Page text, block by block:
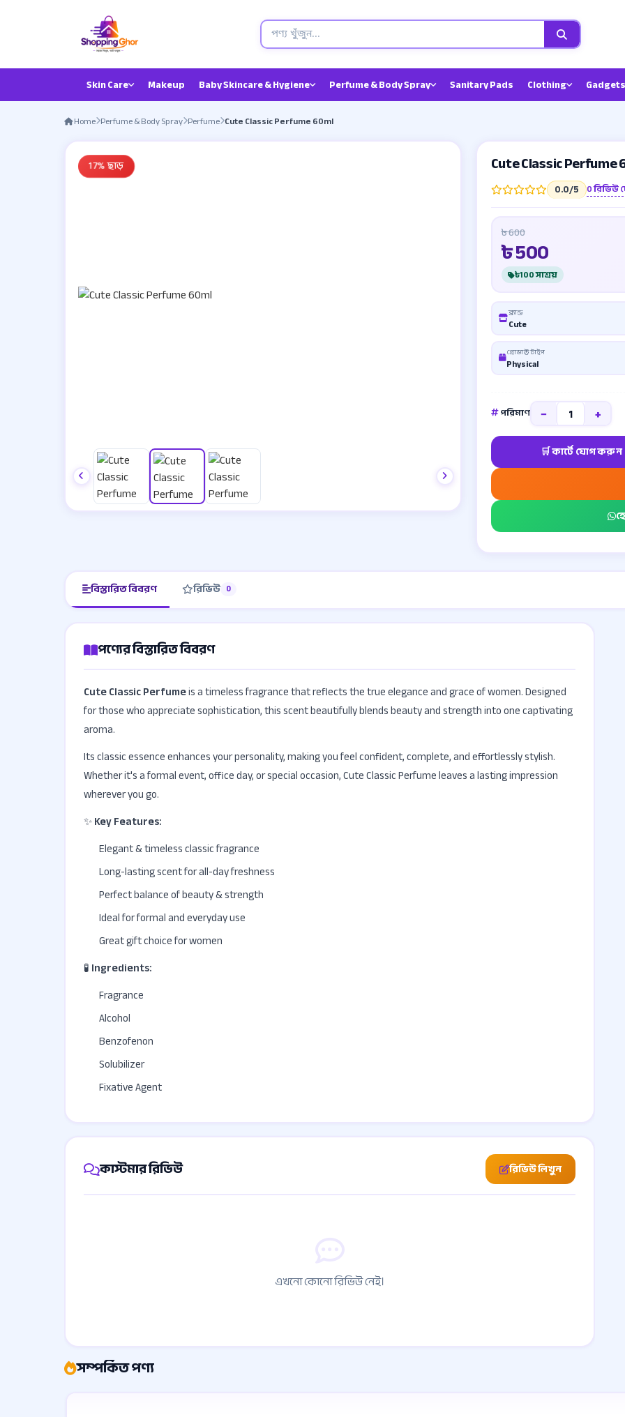
Skin Care Makeup Baby Skincare & Hygiene Perfume & Body Spray Sanitary Pads Clothing
Home Perfume & Body Spray Perfume Cute Classic Perfume 60ml
17% ছাড় Cute Classic Perfume
0.0/5 0 রিভিউ
৳ 600
৳500
৳100 সাশ্রয়
ব্র্যান্ড
Cute
প্রোডাক্ট টাইপ
Physical
পরিমাণ − +
বিস্তারিত বিবরণ রিভিউ 0
পণ্যের বিস্তারিত বিবরণ
Cute Classic Perfumeis a timeless fragrance that reflects the true elegance and grace of women. Designed
for those who appreciate sophistication, this scent beautifully blends beauty and strength into one captivating
aroma.
Its classic essence enhances your personality, making you feel confident, complete, and effortlessly stylish.
Whether it's a formal event, office day, or special occasion, Cute Classic Perfume leaves a lasting impression
wherever you go.
✨Key Features:
Elegant & timeless classic fragrance
Long-lasting scent for all-day freshness
Perfect balance of beauty & strength
Ideal for formal and everyday use
Great gift choice for women
🧪Ingredients:
Fragrance
Alcohol
Benzofenon
Solubilizer
Fixative Agent
কাস্টমার রিভিউ রিভিউ লিখুন
এখনো কোনো রিভিউ নেই।
সম্পর্কিত পণ্য